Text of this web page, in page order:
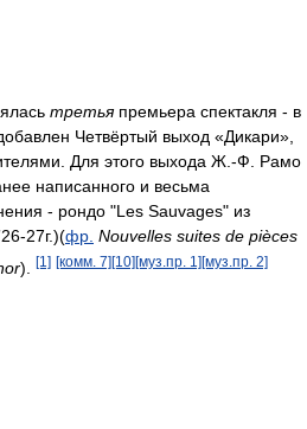
третьяпремьера спектакля - в
Четвёртый выход «Дикари»,
Для этого выхода Ж.-Ф. Рамо
написанного и весьма
- рондо "Les Sauvages" из
27г.)(фр. Nouvelles suites de pièces
). [1] [комм. 7][10][муз.пр. 1][муз.пр. 2]